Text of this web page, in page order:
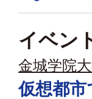
イベン
金城学院
仮想都